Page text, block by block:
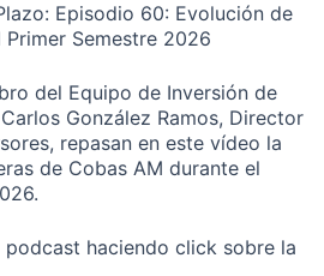
Episodio 60: Evolución de
Semestre 2026
del Equipo de Inversión de
González Ramos, Director
repasan en este vídeo la
de Cobas AM durante el
haciendo click sobre la